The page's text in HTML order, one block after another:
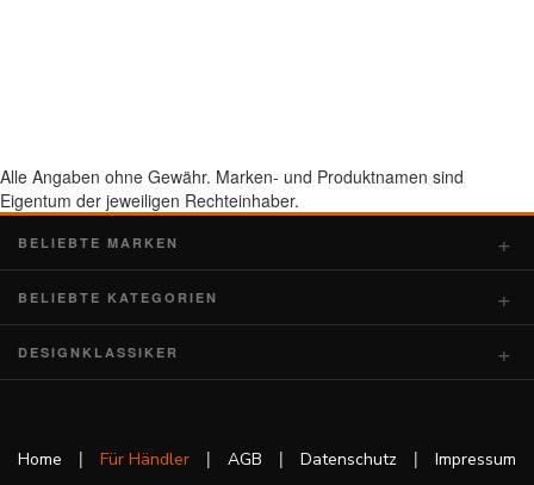
Alle Angaben ohne Gewähr. Marken- und Produktnamen sind
Eigentum der jeweiligen Rechteinhaber.
BELIEBTE MARKEN
BELIEBTE KATEGORIEN
DESIGNKLASSIKER
Home | Für Händler | AGB | Datenschutz | Impressum